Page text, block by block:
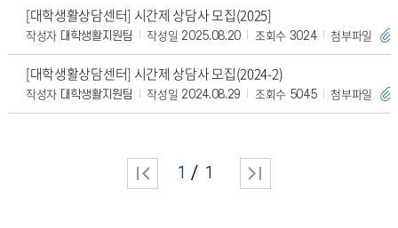
[대학생활상담센터] 시간제 상담사 모집(2025]
작성자 대학생활지원팀 작성일 2025.08.20 조회수 3024 첨부파일
[대학생활상담센터] 시간제 상담사 모집(2024-2)
작성자 대학생활지원팀 작성일 2024.08.29 조회수 5045 첨부파일
1 1